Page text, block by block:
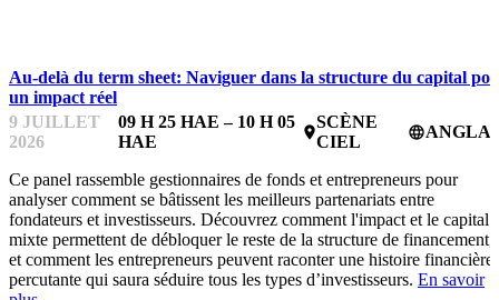
Au-delà du term sheet: Naviguer dans la structure du capital
un impact réel
9 JUILLET
2026
09 H 25 HAE – 10 H 05
HAE
place
SCÈNE
CIEL
language
Ce panel rassemble gestionnaires de fonds et entrepreneurs pour
analyser comment se bâtissent les meilleurs partenariats entre
fondateurs et investisseurs. Découvrez comment l'impact et le capital
mixte permettent de débloquer le reste de la structure de financement,
et comment les entrepreneurs peuvent raconter une histoire financière
percutante qui saura séduire tous les types d’investisseurs. En savoir